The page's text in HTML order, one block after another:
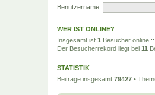
Benutzername:
WER IST ONLINE?
Insgesamt ist 1 Besucher online
Der Besucherrekord liegt bei 11
STATISTIK
Beiträge insgesamt 79427 •